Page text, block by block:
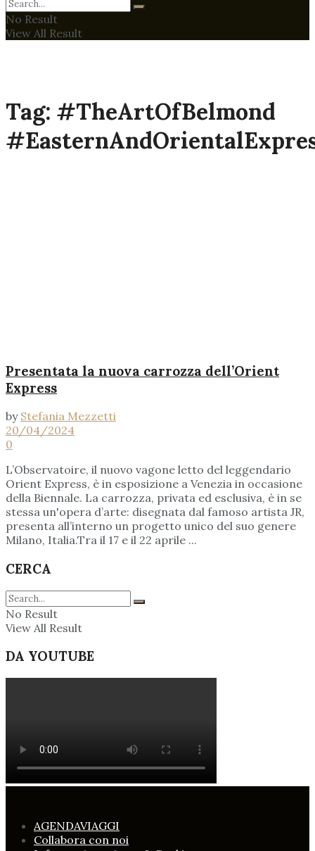
No Result
View All Result
Tag: #TheArtOfBelmond​
Presentata la nuova carrozza dell’Orient
Express
by Stefania Mezzetti
20/04/2024
0
L’Observatoire, il nuovo vagone letto del leggendario
Orient Express, è in esposizione a Venezia in occasione
della Biennale. La carrozza, privata ed esclusiva, è in se
stessa un'opera d’arte: disegnata dal famoso artista JR,
presenta all’interno un progetto unico del suo genere
Milano, Italia.Tra il 17 e il 22 aprile ...
CERCA
No Result
View All Result
DA YOUTUBE
AGENDAVIAGGI
Collabora con noi